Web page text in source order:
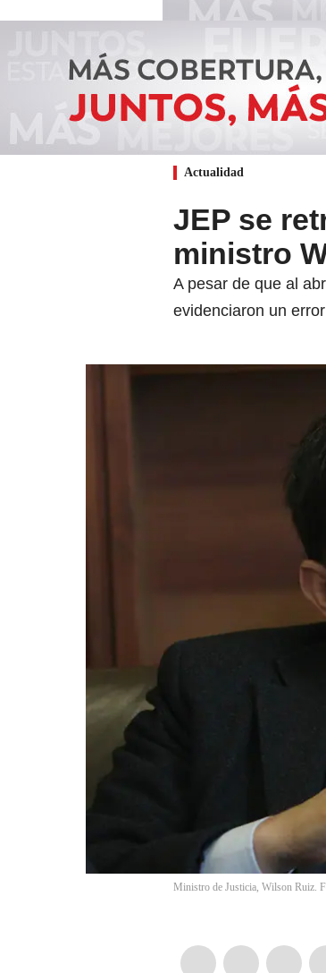
Actualidad
JEP se
ministro
A pesar de que al
evidenciaron un
Ministro de Justicia, Wilson Ruiz.